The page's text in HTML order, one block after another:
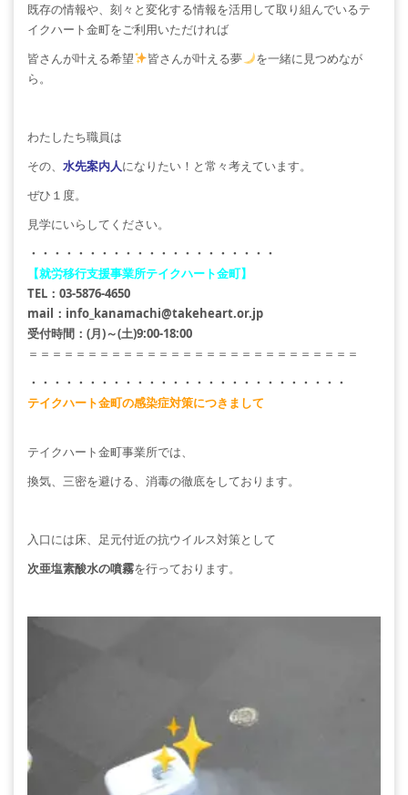
既存の情報や、刻々と変化する情報を活用して取り組んでいるテ
イクハート金町をご利用いただければ
皆さんが叶える希望
皆さんが叶える夢
を一緒に見つめなが
ら。
わたしたち職員は
その、 水先案内人になりたい！と常々考えています。
ぜひ１度。
見学にいらしてください。
・・・・・・・・・・・・・・・・・・・・・
【就労移行支援事業所テイクハート金町】
TEL：03-5876-4650
mail：info_kanamachi@takeheart.or.jp
受付時間：(月)～(土)9:00-18:00
＝＝＝＝＝＝＝＝＝＝＝＝＝＝＝＝＝＝＝＝＝＝＝＝＝＝＝＝
・・・・・・・・・・・・・・・・・・・・・・・・・・・
テイクハート金町の感染症対策につきまして
テイクハート金町事業所では、
換気、三密を避ける、消毒の徹底をしております。
入口には床、足元付近の抗ウイルス対策として
次亜塩素酸水の噴霧を行っております。